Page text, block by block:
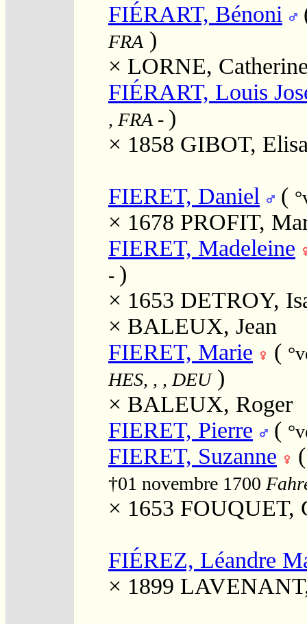
FIÉRART, Bénoni
FRA )
× LORNE,
FIÉRART, Louis
, FRA - )
× 1858 GIBOT,
FIERET, Daniel (
× 1678 PROFIT,
FIERET, Madeleine
- )
× 1653 DETROY,
× BALEUX, Jean
FIERET, Marie
(
HES, , , DEU)
× BALEUX, Roger
FIERET, Pierre
(
FIERET, Suzanne
†01 novembre 1700
× 1653 FOUQUET,
FIÉREZ, Léandre
× 1899